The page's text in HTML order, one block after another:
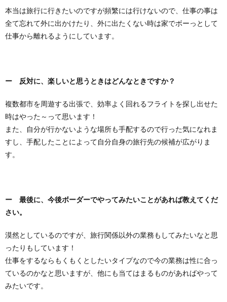
本当は旅行に行きたいのですが頻繁には行けないので、仕事の事は
全て忘れて外に出かけたり、外に出たくない時は家でボーっとして
仕事から離れるようにしています。
ー 反対に、楽しいと思うときはどんなときですか？
複数都市を周遊する出張で、効率よく回れるフライトを探し出せた
時はやった～って思います！
また、自分が行かないような場所も手配するので行った気になれま
すし、手配したことによって自分自身の旅行先の候補が広がりま
す。
ー 最後に、今後ボーダーでやってみたいことがあれば教えてくだ
さい。
漠然としているのですが、旅行関係以外の業務もしてみたいなと思
ったりもしています！
仕事をするならもくもくとしたいタイプなので今の業務は性に合っ
ているのかなと思いますが、他にも当てはまるものがあればやって
みたいです。